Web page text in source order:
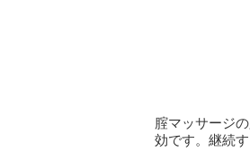
腟マッサージ
効です。継続